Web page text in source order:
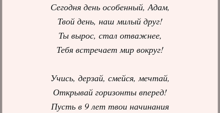
Сегодня день особенный, Адам,
Твой день, наш милый друг!
Ты вырос, стал отважнее,
Тебя встречает мир вокруг!
Учись, дерзай, смейся, мечтай,
Открывай горизонты вперед!
Пусть в 9 лет твои начинания